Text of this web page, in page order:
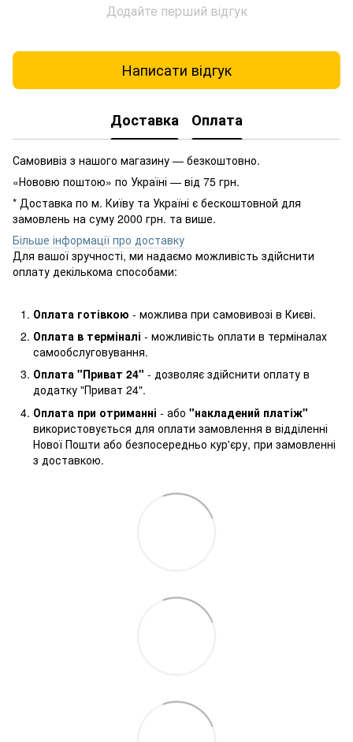
Додайте перший відгук
Написати відгук
Доставка Оплата
Самовивіз з нашого магазину — безкоштовно.
«Нововю поштою» по Україні — від 75 грн.
* Доставка по м. Київу та Україні є бескоштовной для
замовлень на суму 2000 грн. та више.
Більше інформації про доставку
Для вашої зручності, ми надаємо можливість здійснити
оплату декількома способами:
Оплата готівкою - можлива при самовивозі в Києві.
Оплата в терміналі - можливість оплати в терміналах
самообслуговування.
Оплата "Приват 24" - дозволяє здійснити оплату в
додатку "Приват 24".
Оплата при отриманні - або "накладений платіж"
використовується для оплати замовлення в відділенні
Нової Пошти або безпосередньо кур'єру, при замовленні
з доставкою.